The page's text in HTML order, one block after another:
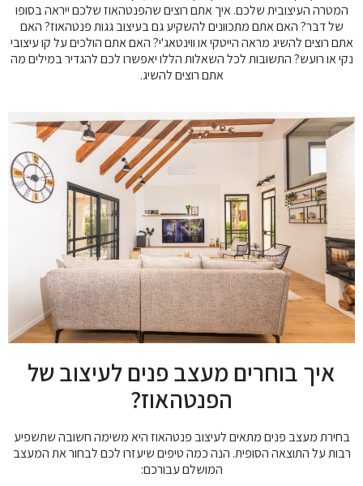
המטרה העיצובית שלכם. איך אתם רוצים שהפנטהאוז שלכם ייראה בסופו
של דבר? האם אתם מתכוונים להשקיע גם בעיצוב גגות פנטהאוז? האם
אתם רוצים להשיג מראה הייטקי או ווינטאג'י? האם אתם הולכים על קו עיצובי
נקי או רועש? התשובות לכל השאלות הללו יאפשרו לכם להגדיר במילים מה
אתם רוצים להשיג.
איך בוחרים מעצב פנים לעיצוב של
הפנטהאוז?
בחירת מעצב פנים מתאים לעיצוב פנטהאוז היא משימה חשובה שתשפיע
רבות על התוצאה הסופית. הנה כמה טיפים שיעזרו לכם לבחור את המעצב
המושלם עבורכם: